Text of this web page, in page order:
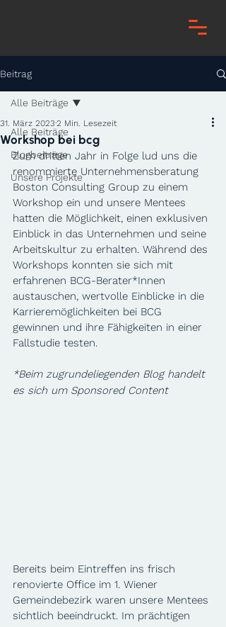
Beitrag
Alle Beiträge
Blogbeiträge
Unsere Projekte
Alle Beiträge
Workshop bei bcg
31. März 2023 2 Min. Lesezeit
Zum dritten Jahr in Folge lud uns die
renommierte Unternehmensberatung
Boston Consulting Group zu einem
Workshop ein und unsere Mentees
hatten die Möglichkeit, einen exklusiven
Einblick in das Unternehmen und seine
Arbeitskultur zu erhalten. Während des
Workshops konnten sie sich mit
erfahrenen BCG-Berater*Innen
austauschen, wertvolle Einblicke in die
Karrieremöglichkeiten bei BCG
gewinnen und ihre Fähigkeiten in einer
Fallstudie testen.
*Beim zugrundeliegenden Blog handelt
es sich um Sponsored Content
Bereits beim Eintreffen ins frisch
renovierte Office im 1. Wiener
Gemeindebezirk waren unsere Mentees
sichtlich beeindruckt. Im prächtigen